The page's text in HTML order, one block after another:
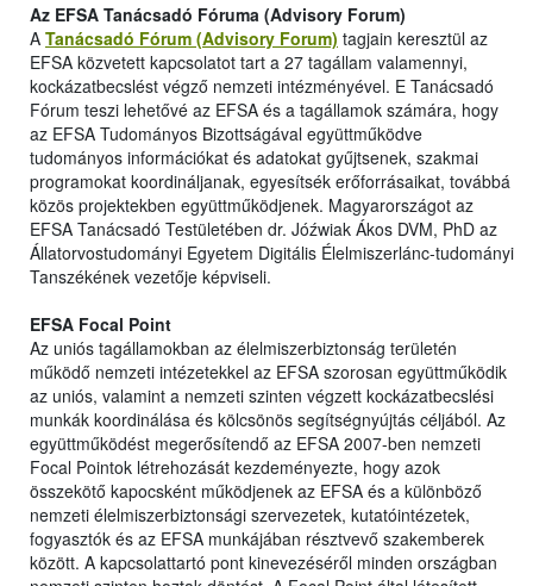
Az EFSA Tanácsadó Fóruma (Advisory Forum)
A Tanácsadó Fórum (Advisory Forum) tagjain keresztül az
EFSA közvetett kapcsolatot tart a 27 tagállam valamennyi,
kockázatbecslést végző nemzeti intézményével. E Tanácsadó
Fórum teszi lehetővé az EFSA és a tagállamok számára, hogy
az EFSA Tudományos Bizottságával együttműködve
tudományos információkat és adatokat gyűjtsenek, szakmai
programokat koordináljanak, egyesítsék erőforrásaikat, továbbá
közös projektekben együttműködjenek. Magyarországot az
EFSA Tanácsadó Testületében dr. Jóźwiak Ákos DVM, PhD az
Állatorvostudományi Egyetem Digitális Élelmiszerlánc-tudományi
Tanszékének vezetője képviseli.
EFSA Focal Point
Az uniós tagállamokban az élelmiszerbiztonság területén
működő nemzeti intézetekkel az EFSA szorosan együttműködik
az uniós, valamint a nemzeti szinten végzett kockázatbecslési
munkák koordinálása és kölcsönös segítségnyújtás céljából. Az
együttműködést megerősítendő az EFSA 2007-ben nemzeti
Focal Pointok létrehozását kezdeményezte, hogy azok
összekötő kapocsként működjenek az EFSA és a különböző
nemzeti élelmiszerbiztonsági szervezetek, kutatóintézetek,
fogyasztók és az EFSA munkájában résztvevő szakemberek
között. A kapcsolattartó pont kinevezéséről minden országban